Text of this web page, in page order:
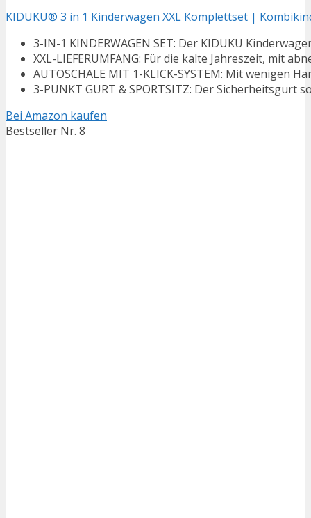
KIDUKU® 3 in 1 Kinderwagen XXL Komplettset |
3-IN-1 KINDERWAGEN SET: Der KIDUKU
XXL-LIEFERUMFANG: Für die kalte Jahreszeit, mit
AUTOSCHALE MIT 1-KLICK-SYSTEM: Mit wenigen
3-PUNKT GURT & SPORTSITZ: Der Sicherheitsgurt
Bei Amazon kaufen
Bestseller Nr. 8